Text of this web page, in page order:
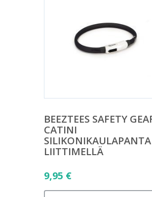
BEEZTEES SAFETY
CATINI
LIITTIMELLÄ
9,95 €